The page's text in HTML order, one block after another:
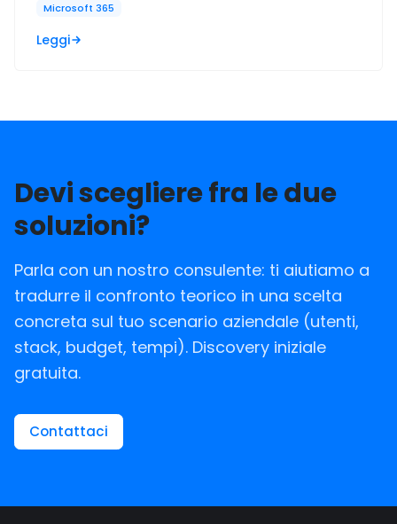
Microsoft 365
Leggi
Devi scegliere fra le due
soluzioni?
Parla con un nostro consulente: ti aiutiamo a
tradurre il confronto teorico in una scelta
concreta sul tuo scenario aziendale (utenti,
stack, budget, tempi). Discovery iniziale
gratuita.
Contattaci